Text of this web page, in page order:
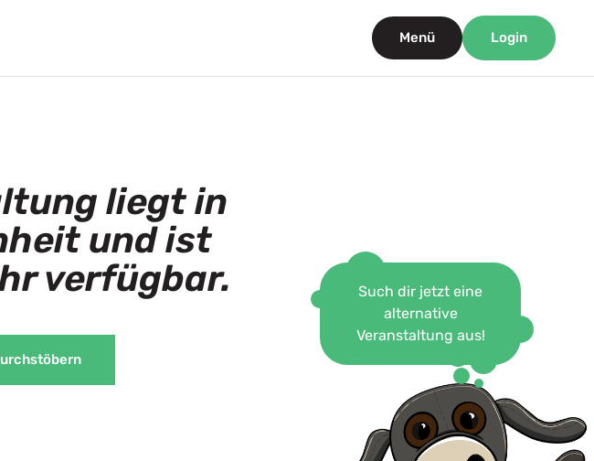
Menü Login
Such dir jetzt eine
alternative
Veranstaltung aus!
liegt in
und ist
verfügbar.